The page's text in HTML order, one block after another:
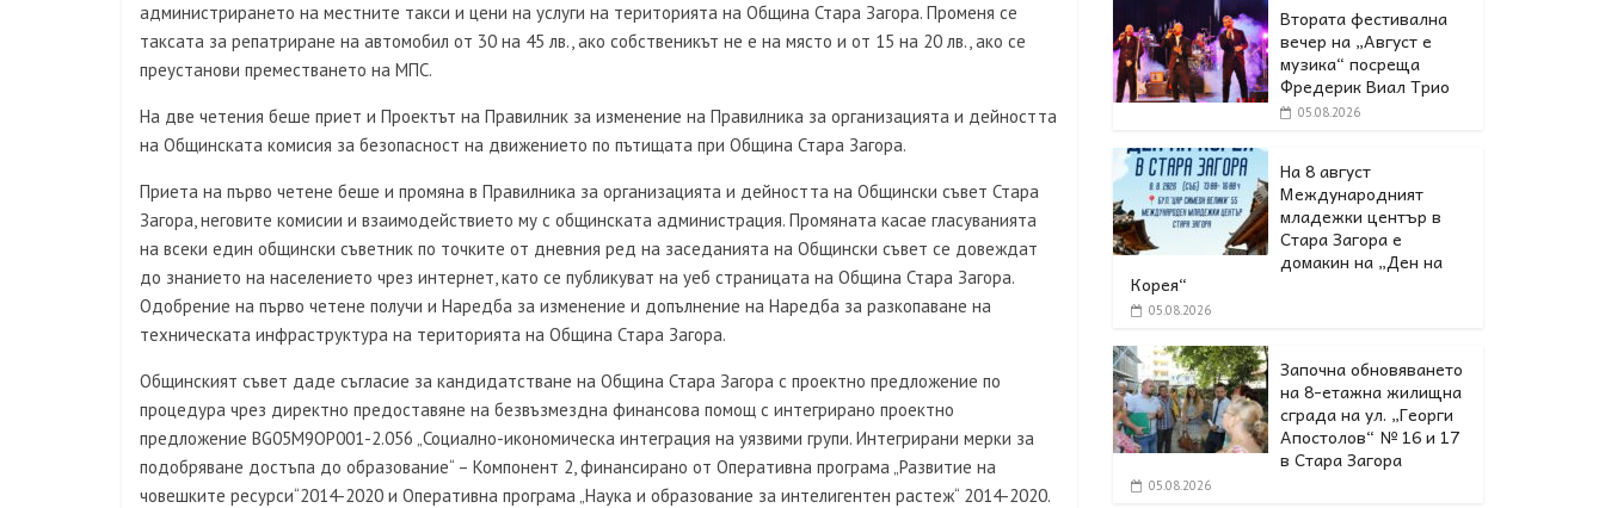
администрирането на местните такси и цени на услуги на територията на Община Стара Загора. Променя се
таксата за репатриране на автомобил от 30 на 45 лв., ако собственикът не е на място и от 15 на 20 лв., ако се
преустанови преместването на МПС.
На две четения беше приет и Проектът на Правилник за изменение на Правилника за организацията и дейността
на Общинската комисия за безопасност на движението по пътищата при Община Стара Загора.
Приета на първо четене беше и промяна в Правилника за организацията и дейността на Общински съвет Стара
Загора, неговите комисии и взаимодействието му с общинската администрация. Промяната касае гласуванията
на всеки един общински съветник по точките от дневния ред на заседанията на Общински съвет се довеждат
до знанието на населението чрез интернет, като се публикуват на уеб страницата на Община Стара Загора.
Одобрение на първо четене получи и Наредба за изменение и допълнение на Наредба за разкопаване на
техническата инфраструктура на територията на Община Стара Загора.
Общинският съвет даде съгласие за кандидатстване на Община Стара Загора с проектно предложение по
процедура чрез директно предоставяне на безвъзмездна финансова помощ с интегрирано проектно
предложение BG05M9OP001-2.056 „Социално-икономическа интеграция на уязвими групи. Интегрирани мерки за
подобряване достъпа до образование“ – Компонент 2, финансирано от Оперативна програма „Развитие на
човешките ресурси“2014-2020 и Оперативна програма „Наука и образование за интелигентен растеж“ 2014-2020.
Втората фестивална
вечер на „Август е
музика“ посреща
Фредерик Виал Трио
05.08.2026
На 8 август
Международният
младежки център в
Стара Загора е
домакин на „Ден на
Корея“
05.08.2026
Започна обновяването
на 8-етажна жилищна
сграда на ул. „Георги
Апостолов“ № 16 и 17
в Стара Загора
05.08.2026